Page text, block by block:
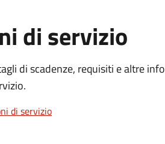
di servizio
di scadenze, requisiti e altre
di servizio